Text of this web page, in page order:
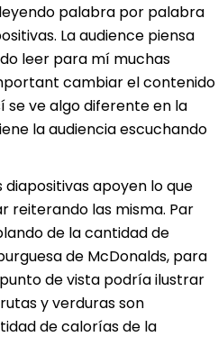
palabra por palabra
La audience piensa
leer para mí muchas
cambiar el contenido
se ve algo diferente en la
la audiencia escuchando
diapositivas apoyen lo que
reiterando las misma. Par
de la cantidad de
de McDonalds, para
de vista podría ilustrar
y verduras son
de calorías de la